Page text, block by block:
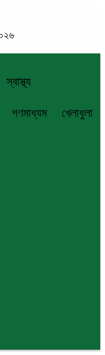
স্বাস্থ্য
গণমাধ্যম খেলাধুলা